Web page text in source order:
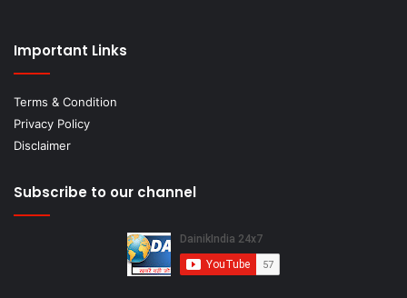
Important Links
Terms & Condition
Privacy Policy
Disclaimer
Subscribe to our channel